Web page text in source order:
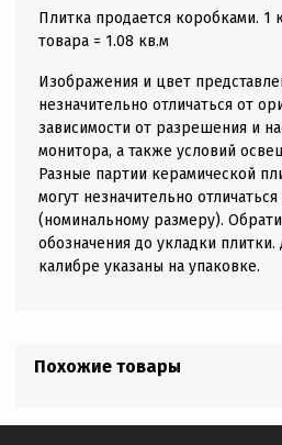
Плитка продается коробками. 1
товара = 1.08 кв.м
Изображения и цвет
незначительно отличаться от
зависимости от разрешения и
монитора, а также условий
Разные партии керамической
могут незначительно
(номинальному размеру).
обозначения до укладки
калибре указаны на упаковке.
Похожие товары